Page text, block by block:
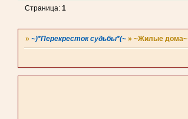
Страница:1
»~)*Перекресток судьбы*(~ »~Жилые дома~